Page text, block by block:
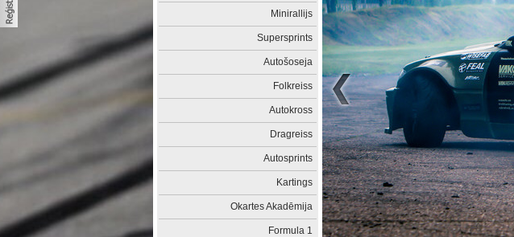
Minirallijs
Supersprints
Autošoseja
Folkreiss
Autokross
Dragreiss
Autosprints
Kartings
Okartes Akadēmija
Formula 1